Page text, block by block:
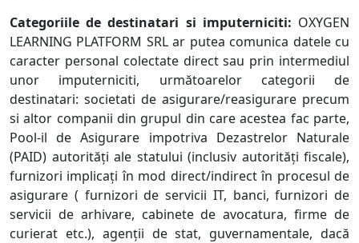
Categoriile de destinatari si imputerniciti: OXYGEN
LEARNING PLATFORM SRL ar putea comunica datele cu
caracter personal colectate direct sau prin intermediul
unor imputerniciti, următoarelor categorii de
destinatari: societati de asigurare/reasigurare precum
si altor companii din grupul din care acestea fac parte,
Pool-il de Asigurare impotriva Dezastrelor Naturale
(PAID) autorități ale statului (inclusiv autorități fiscale),
furnizori implicați în mod direct/indirect în procesul de
asigurare ( furnizori de servicii IT, banci, furnizori de
servicii de arhivare, cabinete de avocatura, firme de
curierat etc.), agenții de stat, guvernamentale, dacă